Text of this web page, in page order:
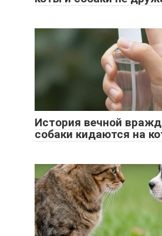
История вечной
собаки кидаются на